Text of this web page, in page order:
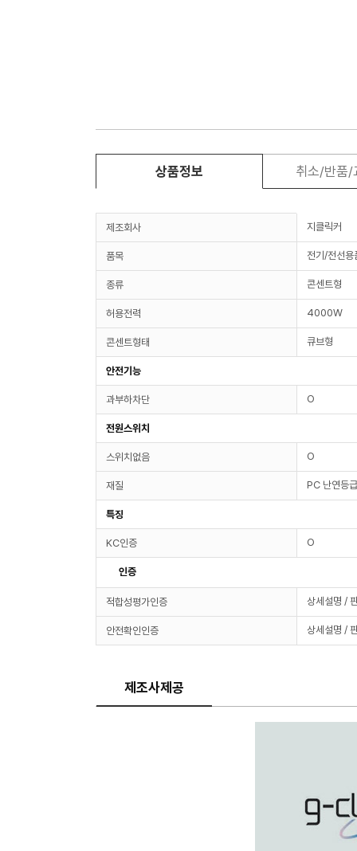
상품정보 취소/반품/
제조회사 지클릭커
품목 전기/전선용
종류 콘센트형
허용전력 4000W
콘센트형태 큐브형
안전기능
과부하차단 O
전원스위치
스위치없음 O
재질 PC 난연등
특징
KC인증 O
인증
적합성평가인증 상세설명 /
안전확인인증 상세설명 /
제조사제공